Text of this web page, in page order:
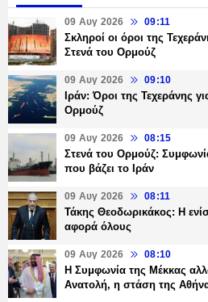
09 Αυγ 2026 09:11
Σκληροί οι όροι της
Στενά του Ορμούζ
09 Αυγ 2026 09:10
Ιράν: Όροι της Τεχεράνης
Ορμούζ
09 Αυγ 2026 08:15
Στενά του Ορμούζ:
που βάζει το Ιράν
09 Αυγ 2026 08:11
Τάκης Θεοδωρικάκος: Η
αφορά όλους
09 Αυγ 2026 08:10
Η Συμφωνία της Μέκκας
Ανατολή, η στάση της